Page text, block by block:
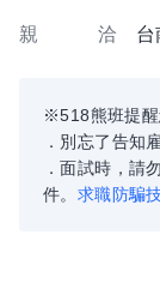
親 洽
※518熊班提醒
．別忘了告知
．面試時，請
件。 求職防騙